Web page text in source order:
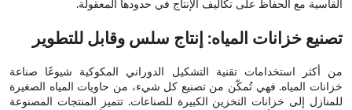
القاسية مع الحفاظ على تكاليف الإنتاج في حدودها المعقولة.
تصنيع خزانات المياه: إنتاج سلس وقابل للتطوير
من أكثر استخدامات تقنية التشكيل الدوراني المكوكية شيوعًا صناعة
خزانات المياه. فهي تُمكّن من تصنيع كل شيء، من حاويات المياه الصغيرة
للمنازل إلى خزانات التخزين الكبيرة للصناعات. تتميز المنتجات المصنوعة